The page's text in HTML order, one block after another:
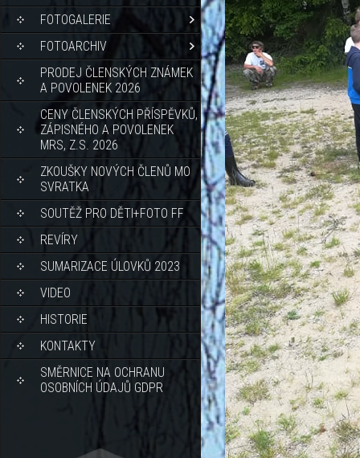
FOTOGALERIE
FOTOARCHIV
PRODEJ ČLENSKÝCH ZNÁMEK
A POVOLENEK 2026
CENY ČLENSKÝCH PŘÍSPĚVKŮ,
ZÁPISNÉHO A POVOLENEK
MRS, Z.S. 2026
ZKOUŠKY NOVÝCH ČLENŮ MO
SVRATKA
SOUTĚŽ PRO DĚTI+FOTO FF
REVÍRY
SUMARIZACE ÚLOVKŮ 2023
VIDEO
HISTORIE
KONTAKTY
SMĚRNICE NA OCHRANU
OSOBNÍCH ÚDAJŮ GDPR